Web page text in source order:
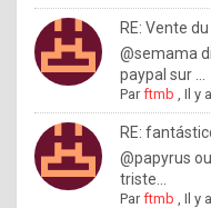
RE: Vente du
@semama
paypal sur ...
Parftmb ,Il y
RE:
@papyrus
triste...
Parftmb ,Il y